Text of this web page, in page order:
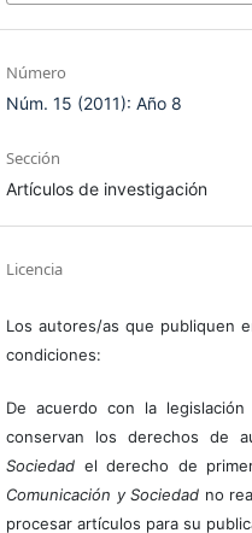
Número
Núm. 15 (2011): Año 8
Sección
Artículos de investigación
Licencia
Los autores/as que publiquen
condiciones:
De acuerdo con la
conservan los derechos de
Sociedadel derecho de
Comunicación y Sociedad no
procesar artículos para su